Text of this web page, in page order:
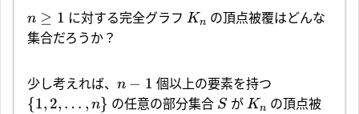
n ≥ 1 に対する完全グラフ Kn の頂点被覆はどんな
集合だろうか？
少し考えれば、 n − 1 個以上の要素を持つ
{1, 2, … , n} の任意の部分集合 S が Kn の頂点被